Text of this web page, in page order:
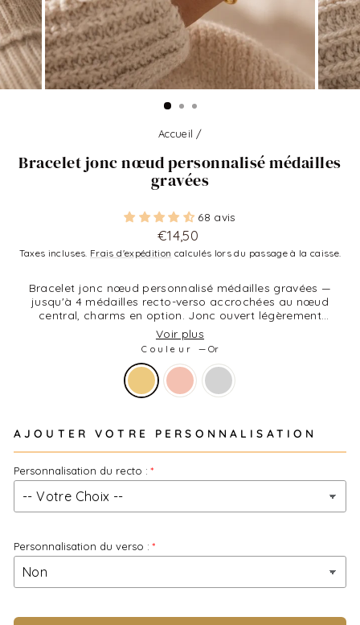
Accueil /
Bracelet jonc nœud personnalisé médailles
gravées
68 avis
Prix
régulier
€14,50
Taxes incluses. Frais d'expédition calculés lors du passage à la caisse.
Bracelet jonc nœud personnalisé médailles gravées —
jusqu'à 4 médailles recto-verso accrochées au nœud
central, charms en option. Jonc ouvert légèrement
ajustable. Le best-seller qu'on offre quand on ne sait pas
quoi offrir. Fait à la commande dans notre atelier
marseillais.
Voir plus
Couleur — Or
AJOUTER VOTRE PERSONNALISATION
Personnalisation du recto :
Personnalisation du verso :